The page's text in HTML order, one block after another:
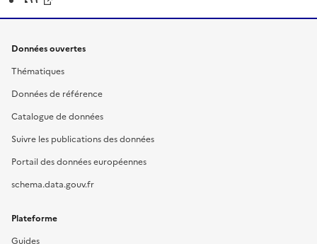
Données ouvertes
Thématiques
Données de référence
Catalogue de données
Suivre les publications des données
Portail des données européennes
schema.data.gouv.fr
Plateforme
Guides